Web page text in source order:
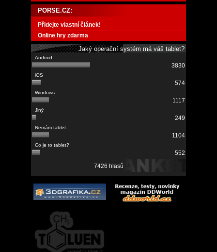
PORSE.CZ:
Přidejte vlastní článek!
Online hry zdarma
Jaký operační systém má váš tablet?
3830
574
1117
249
1104
552
7426 hlasů